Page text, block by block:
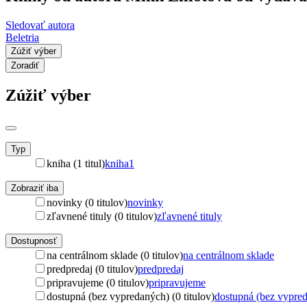
Sledovať autora
Beletria
Zúžiť výber
Zoradiť
Zúžiť výber
Typ
kniha (1 titul)kniha1
Zobraziť iba
novinky (0 titulov)novinky
zľavnené tituly (0 titulov)zľavnené tituly
Dostupnosť
na centrálnom sklade (0 titulov)na centrálnom sklade
predpredaj (0 titulov)predpredaj
pripravujeme (0 titulov)pripravujeme
dostupná (bez vypredaných) (0 titulov)dostupná (bez